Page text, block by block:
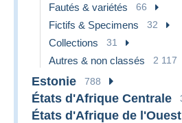
Fautés & variétés 66
Fictifs & Specimens 32
Collections 31
Autres & non classés 2 117
Estonie 788
États d'Afrique Centrale
États d'Afrique de l'Ouest